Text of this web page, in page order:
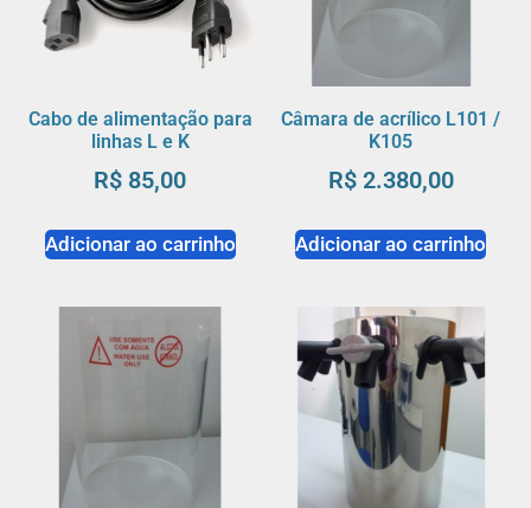
Cabo de alimentação para
linhas L e K
R$ 85,00
Adicionar ao carrinho
Câmara de acrílico L101 /
K105
R$2.380,00
Adicionar ao carrinho